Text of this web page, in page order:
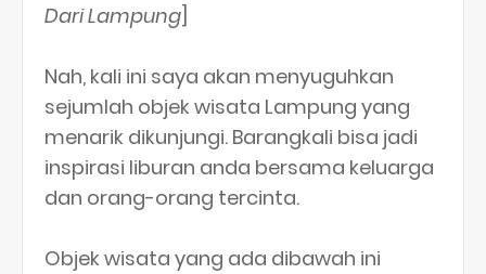
Dari Lampung]
Nah, kali ini saya akan menyuguhkan
sejumlah objek wisata Lampung yang
menarik dikunjungi. Barangkali bisa jadi
inspirasi liburan anda bersama keluarga
dan orang-orang tercinta.
Objek wisata yang ada dibawah ini